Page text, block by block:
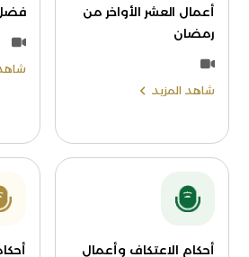
أعمال العشر الأواخر من
رمضان
شاهد المزيد
فضل
أحكام الاعتكاف وأعمال